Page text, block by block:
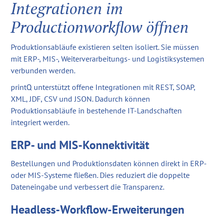
Integrationen im
Productionworkflow öffnen
Produktionsabläufe existieren selten isoliert. Sie müssen
mit ERP-, MIS-, Weiterverarbeitungs- und Logistiksystemen
verbunden werden.
printQ unterstützt offene Integrationen mit REST, SOAP,
XML, JDF, CSV und JSON. Dadurch können
Produktionsabläufe in bestehende IT-Landschaften
integriert werden.
ERP- und MIS-Konnektivität
Bestellungen und Produktionsdaten können direkt in ERP-
oder MIS-Systeme fließen. Dies reduziert die doppelte
Dateneingabe und verbessert die Transparenz.
Headless-Workflow-Erweiterungen